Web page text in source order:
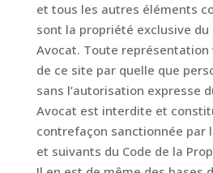
et tous les autres éléments
sont la propriété exclusive du
Avocat. Toute
de ce site par quelle que
sans l’autorisation expresse
Avocat est interdite et
contrefaçon sanctionnée par
et suivants du Code de la